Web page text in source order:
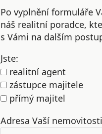
Po vyplnění formuláře
náš realitní poradce,
s Vámi na dalším
Jste:
realitní agent
zástupce majitele
přímý majitel
Adresa Vaší